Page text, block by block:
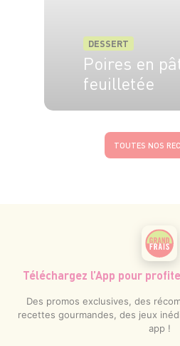
DESSERT
Poires en
feuilletée
TOUTES NOS
Téléchargez l’App pour
Des promos exclusives, des
recettes gourmandes, des jeux
app !